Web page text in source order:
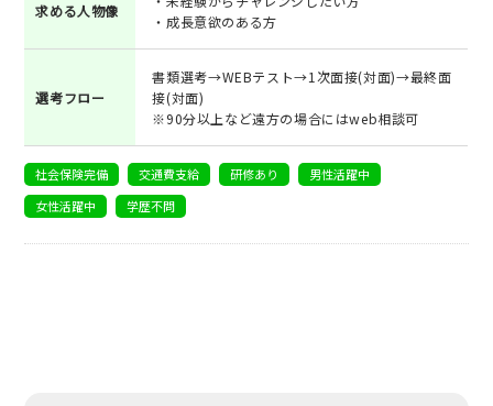
求める人物像
・成長意欲のある方
選考フロー
書類選考→WEBテスト→1次面接(対面)→最終面
接(対面)
※90分以上など遠方の場合にはweb相談可
社会保険完備 交通費支給 研修あり
男性活躍中
女性活躍中
学歴不問